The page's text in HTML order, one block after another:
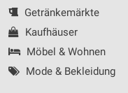
Getränkemärkte
Kaufhäuser
Möbel & Wohnen
Mode & Bekleidung